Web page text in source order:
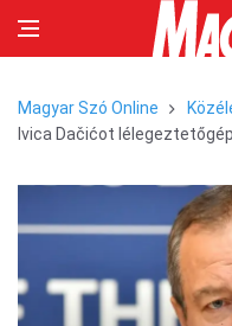
Magyar Szó Online
Ivica Dačićot